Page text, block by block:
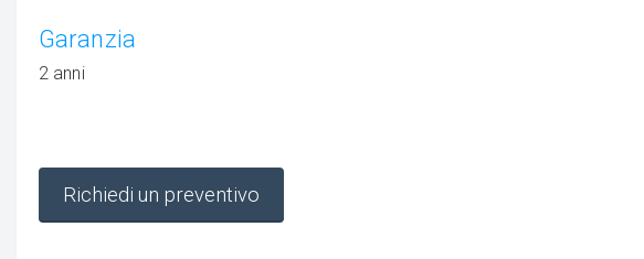
Garanzia
2 anni
Richiedi un preventivo